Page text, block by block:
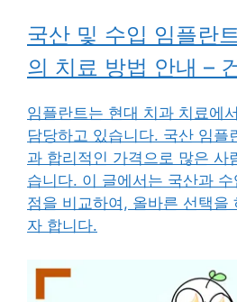
국산 및 수입 임플란
의 치료 방법 안내 –
임플란트는 현대 치과 치료에
담당하고 있습니다. 국산 임플
과 합리적인 가격으로 많은 사
습니다. 이 글에서는 국산과
점을 비교하여, 올바른 선택을
자 합니다.